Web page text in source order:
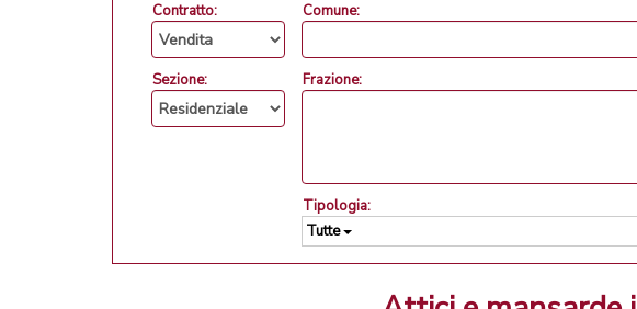
Contratto:
Sezione:
Comune:
Frazione:
Tipologia:
Tutte